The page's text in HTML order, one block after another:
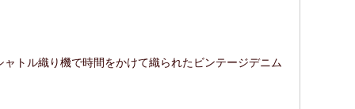
トル織り機で時間をかけて織られたビンテージデニム